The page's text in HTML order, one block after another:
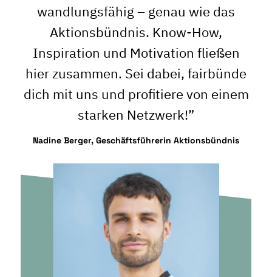
wandlungsfähig – genau wie das
Aktionsbündnis. Know-How,
Inspiration und Motivation fließen
hier zusammen. Sei dabei, fairbünde
dich mit uns und profitiere von einem
starken Netzwerk!”
Nadine Berger, Geschäftsführerin Aktionsbündnis